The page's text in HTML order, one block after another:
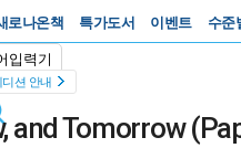
입력기
로나온책 특가도서 이벤트
수준
션 안내
and Tomorrow